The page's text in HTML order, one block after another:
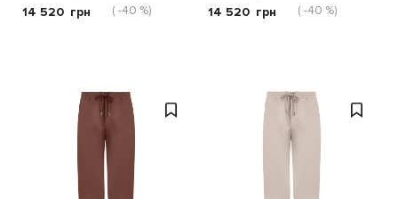
14 520 грн ( -40 %) 14 520 грн ( -40 %)